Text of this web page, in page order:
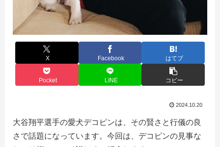
X Facebook はてブ
Pocket LINE コピー
2024.10.20
大谷翔平選手の愛犬デコピンは、その賢さと行儀の良
さで話題になっています。今回は、デコピンの見事な